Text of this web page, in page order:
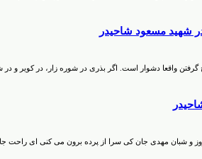
شهید مسعود شاحیدر
واقعا دشوار است. اگر بذری در شوره زار، در کویر و در
مهدی جان کی سرا از پرده برون می کنی ای